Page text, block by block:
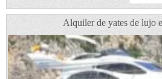
Alquiler de yates de lujo